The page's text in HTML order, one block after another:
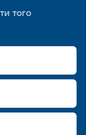
того